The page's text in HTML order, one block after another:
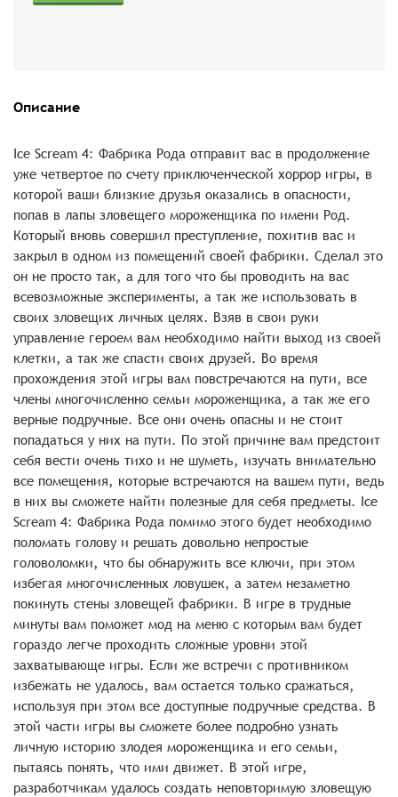
Описание
Ice Scream 4: Фабрика Рода отправит вас в продолжение
уже четвертое по счету приключенческой хоррор игры, в
которой ваши близкие друзья оказались в опасности,
попав в лапы зловещего мороженщика по имени Род.
Который вновь совершил преступление, похитив вас и
закрыл в одном из помещений своей фабрики. Сделал это
он не просто так, а для того что бы проводить на вас
всевозможные эксперименты, а так же использовать в
своих зловещих личных целях. Взяв в свои руки
управление героем вам необходимо найти выход из своей
клетки, а так же спасти своих друзей. Во время
прохождения этой игры вам повстречаются на пути, все
члены многочисленно семьи мороженщика, а так же его
верные подручные. Все они очень опасны и не стоит
попадаться у них на пути. По этой причине вам предстоит
себя вести очень тихо и не шуметь, изучать внимательно
все помещения, которые встречаются на вашем пути, ведь
в них вы сможете найти полезные для себя предметы. Ice
Scream 4: Фабрика Рода помимо этого будет необходимо
поломать голову и решать довольно непростые
головоломки, что бы обнаружить все ключи, при этом
избегая многочисленных ловушек, а затем незаметно
покинуть стены зловещей фабрики. В игре в трудные
минуты вам поможет мод на меню с которым вам будет
гораздо легче проходить сложные уровни этой
захватывающе игры. Если же встречи с противником
избежать не удалось, вам остается только сражаться,
используя при этом все доступные подручные средства. В
этой части игры вы сможете более подробно узнать
личную историю злодея мороженщика и его семьи,
пытаясь понять, что ими движет. В этой игре,
разработчикам удалось создать неповторимую зловещую